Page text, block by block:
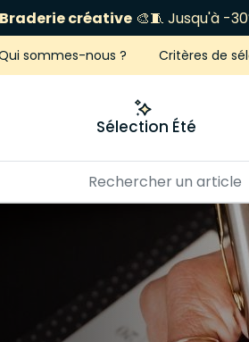
Braderie créative🎨🧵 Jusqu'à -
sommes-nous ? Critères de
Sélection Été